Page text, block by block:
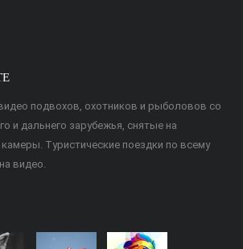
подвохов, охотников и рыболовов со
и дальнего зарубежья, снятые на
Туристические поездки по всему
видео.